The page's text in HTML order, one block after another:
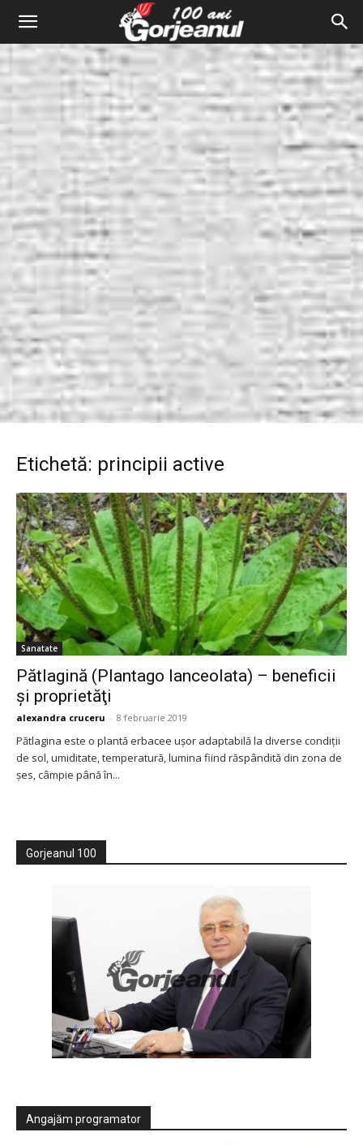
Etichetă: principii active
Sanatate
Pătlagină (Plantago lanceolata) – beneficii
şi proprietăţi
alexandra cruceru - 8 februarie 2019
Pătlagina este o plantă erbacee uşor adaptabilă la diverse condiţii
de sol, umiditate, temperatură, lumina fiind răspândită din zona de
şes, câmpie până în...
Gorjeanul 100
Angajăm programator